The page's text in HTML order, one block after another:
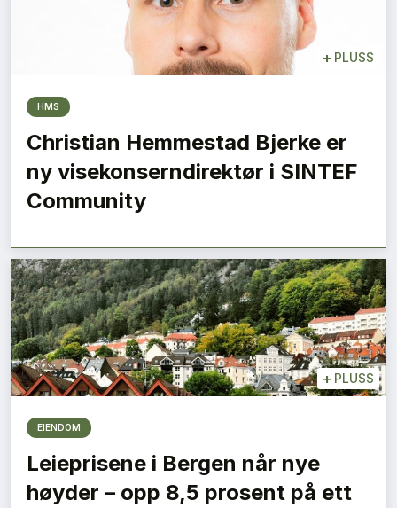
+ PLUSS
HMS
Christian Hemmestad Bjerke er
ny visekonserndirektør i SINTEF
Community
+ PLUSS
EIENDOM
Leieprisene i Bergen når nye
høyder – opp 8,5 prosent på ett